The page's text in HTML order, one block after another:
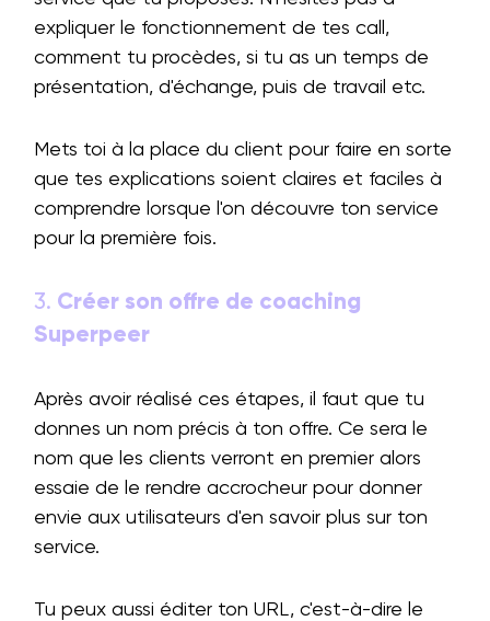
expliquer le fonctionnement de tes call,
comment tu procèdes, si tu as un temps de
présentation, d'échange, puis de travail etc.
Mets toi à la place du client pour faire en sorte
que tes explications soient claires et faciles à
comprendre lorsque l'on découvre ton service
pour la première fois.
3. Créer son offre de coaching
Superpeer
Après avoir réalisé ces étapes, il faut que tu
donnes un nom précis à ton offre. Ce sera le
nom que les clients verront en premier alors
essaie de le rendre accrocheur pour donner
envie aux utilisateurs d'en savoir plus sur ton
service.
Tu peux aussi éditer ton URL, c'est-à-dire le